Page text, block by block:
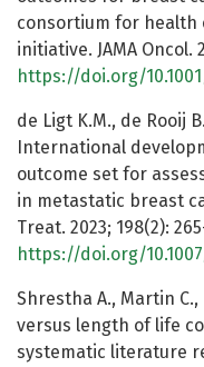
consortium for health
initiative. JAMA Oncol.
https://doi.org/
de Ligt K.M., de Rooij
International
outcome set for
in metastatic breast
Treat. 2023; 198(2):
https://doi.org/
Shrestha A., Martin
versus length of life
systematic literature